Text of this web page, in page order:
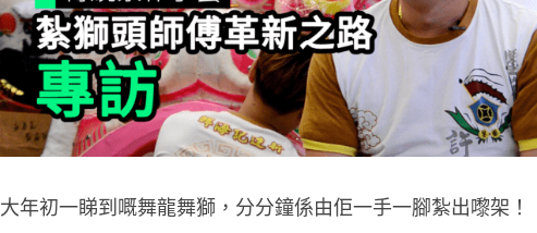
大年初一睇到嘅舞龍舞獅，分分鐘係由佢一手一腳紮出嚟架！